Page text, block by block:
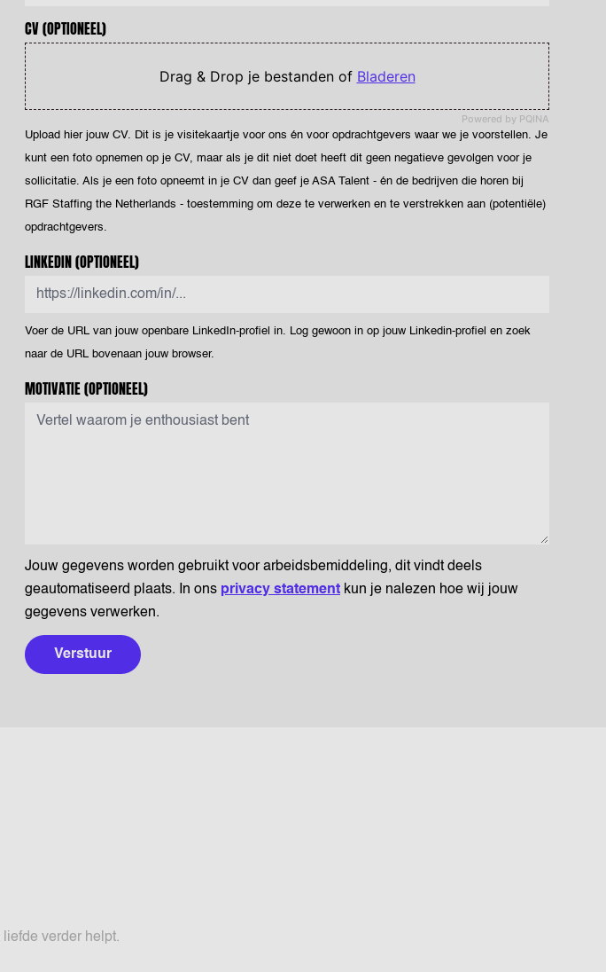
CV(OPTIONEEL)
Powered by PQINA
Drag & Drop je bestanden of Bladeren
Upload hier jouw CV. Dit is je visitekaartje voor ons én voor opdrachtgevers waar we je voorstellen. Je
kunt een foto opnemen op je CV, maar als je dit niet doet heeft dit geen negatieve gevolgen voor je
sollicitatie. Als je een foto opneemt in je CV dan geef je ASA Talent - én de bedrijven die horen bij
RGF Staffing the Netherlands - toestemming om deze te verwerken en te verstrekken aan (potentiële)
opdrachtgevers.
LINKEDIN(OPTIONEEL)
Voer de URL van jouw openbare LinkedIn-profiel in. Log gewoon in op jouw Linkedin-profiel en zoek
naar de URL bovenaan jouw browser.
MOTIVATIE(OPTIONEEL)
Jouw gegevens worden gebruikt voor arbeidsbemiddeling, dit vindt deels
geautomatiseerd plaats. In ons privacy statement kun je nalezen hoe wij jouw
gegevens verwerken.
Verstuur
verder helpt.